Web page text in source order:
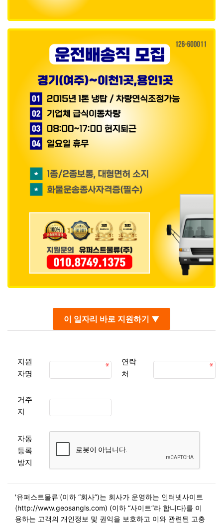
이 일자리 바로 지원하기 ▼
지원
자명
연락
처
거주
지
자동
등록
방지
'유퍼스트물류'(이하 “회사”)는 회사가 운영하는 인터넷사이트
(http://www.geosangls.com) (이하 “사이트”라 합니다)를 이
용하는 고객의 개인정보 및 권익을 보호하고 이와 관련된 고충